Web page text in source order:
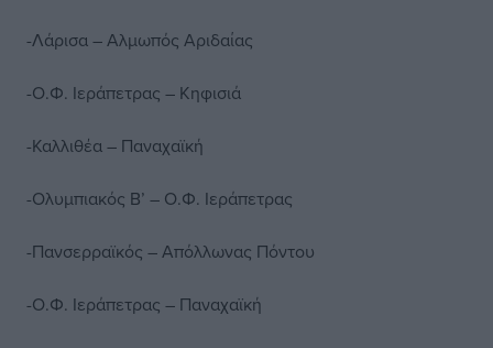
-Λάρισα – Αλμωπός Αριδαίας
-Ο.Φ. Ιεράπετρας – Κηφισιά
-Καλλιθέα – Παναχαϊκή
-Ολυμπιακός Β’ – Ο.Φ. Ιεράπετρας
-Πανσερραϊκός – Απόλλωνας Πόντου
-Ο.Φ. Ιεράπετρας – Παναχαϊκή